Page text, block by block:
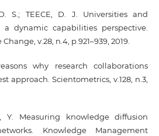
S.; TEECE, D. J. Universities and
a dynamic capabilities perspective.
v.28, n.4, p.921–939, 2019.
why research collaborations
approach. Scientometrics, v.128, n.3,
Y. Measuring knowledge diffusion
Knowledge Management